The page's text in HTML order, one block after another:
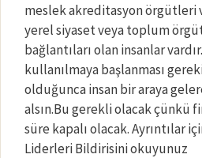
meslek akreditasyon örgütleri
yerel siyaset veya toplum
bağlantıları olan insanlar
kullanılmaya başlanması
olduğunca insan bir araya
alsın.Bu gerekli olacak çünkü
süre kapalı olacak. Ayrıntılar
Liderleri Bildirisini okuyunuz